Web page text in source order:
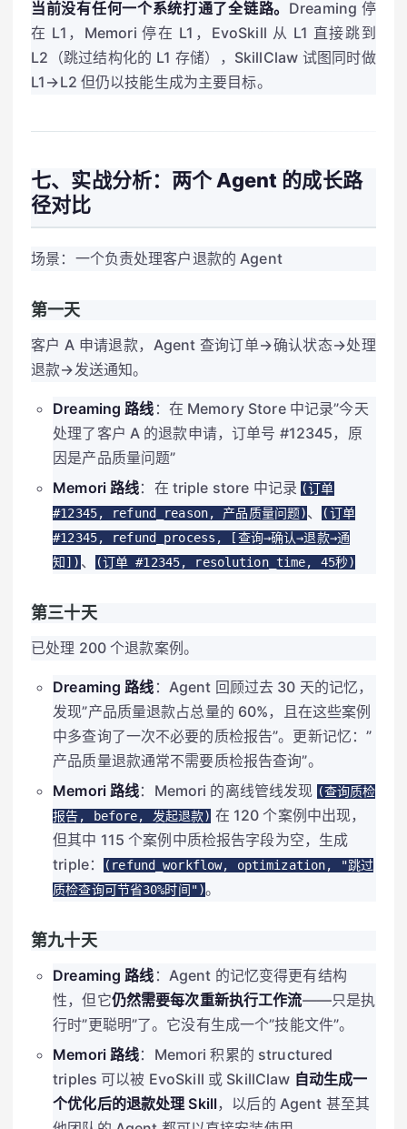
当前没有任何一个系统打通了全链路。 Dreaming 停
在 L1，Memori 停在 L1，EvoSkill 从 L1 直接跳到
L2（跳过结构化的 L1 存储），SkillClaw 试图同时做
L1→L2 但仍以技能生成为主要目标。
七、实战分析：两个 Agent 的成长路
径对比
场景：一个负责处理客户退款的 Agent
第一天
客户 A 申请退款，Agent 查询订单→确认状态→处理
退款→发送通知。
Dreaming 路线 ：在 Memory Store 中记录”今天
处理了客户 A 的退款申请，订单号 #12345，原
因是产品质量问题”
Memori 路线：在 triple store 中记录(订单
#12345, refund_reason, 产品质量问题)、(订单
#12345, refund_process, [查询→确认→退款→通
知])、 (订单 #12345, resolution_time, 45秒)
第三十天
已处理 200 个退款案例。
Dreaming 路线 ：Agent 回顾过去 30 天的记忆，
发现”产品质量退款占总量的 60%，且在这些案例
中多查询了一次不必要的质检报告”。更新记忆：”
产品质量退款通常不需要质检报告查询”。
Memori 路线：Memori 的离线管线发现 (查询质检
报告, before, 发起退款) 在 120 个案例中出现，
但其中 115 个案例中质检报告字段为空，生成
triple：(refund_workflow, optimization, "跳过
质检查询可节省30%时间")。
第九十天
Dreaming 路线 ：Agent 的记忆变得更有结构
性，但它仍然需要每次重新执行工作流——只是执
行时”更聪明”了。它没有生成一个”技能文件”。
Memori 路线：Memori 积累的 structured
triples 可以被 EvoSkill 或 SkillClaw 自动生成一
个优化后的退款处理 Skill，以后的 Agent 甚至其